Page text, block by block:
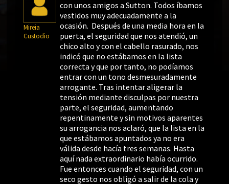
Mireia
Custodio
con unos amigos a Sutton. Todos íbamos
vestidos muy adecuadamente a la
ocasión. Después de una media hora en la
puerta, el seguridad que nos atendió, un
chico alto y con el cabello rasurado, nos
indicó que no estábamos en la lista
correcta y que por tanto, no podíamos
entrar con un tono desmesuradamente
arrogante. Tras intentar aligerar la
tensión mediante disculpas por nuestra
parte, el seguridad, aumentando
repentinamente y sin motivos aparentes
su arrogancia nos aclaró, que la lista en la
que estábamos apuntados ya no era
válida desde hacía tres semanas. Hasta
aquí nada extraordinario había ocurrido.
Fue entonces cuando el seguridad, con un
seco gesto nos obligó a salir de la cola y